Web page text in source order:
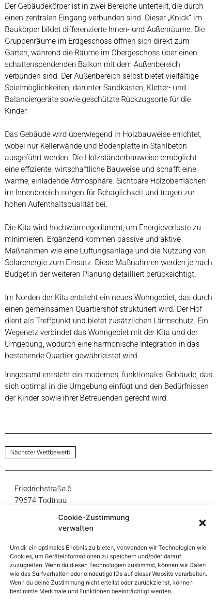
Cookie-Zustimmung
verwalten
Um dir ein optimales Erlebnis zu bieten, verwenden wir Technologien wie
Cookies, um Geräteinformationen zu speichern und/oder darauf
zuzugreifen. Wenn du diesen Technologien zustimmst, können wir Daten
wie das Surfverhalten oder eindeutige IDs auf dieser Website verarbeiten.
Wenn du deine Zustimmung nicht erteilst oder zurückziehst, können
bestimmte Merkmale und Funktionen beeinträchtigt werden.
Der Gebäudekörper ist in zwei Bereiche unterteilt, die durch
einen zentralen Eingang verbunden sind. Dieser „Knick“ im
Baukörper bildet differenzierte Innen- und Außenräume. Die
Gruppenräume im Erdgeschoss öffnen sich direkt zum
Garten, während die Räume im Obergeschoss über einen
schattenspendenden Balkon mit dem Außenbereich
verbunden sind. Der Außenbereich selbst bietet vielfältige
Spielmöglichkeiten, darunter Sandkästen, Kletter- und
Balanciergeräte sowie geschützte Rückzugsorte für die
Kinder.
Das Gebäude wird überwiegend in Holzbauweise errichtet,
wobei nur Kellerwände und Bodenplatte in Stahlbeton
ausgeführt werden. Die Holzständerbauweise ermöglicht
eine effiziente, wirtschaftliche Bauweise und schafft eine
warme, einladende Atmosphäre. Sichtbare Holzoberflächen
im Innenbereich sorgen für Behaglichkeit und tragen zur
hohen Aufenthaltsqualität bei.
Die Kita wird hochwärmegedämmt, um Energieverluste zu
minimieren. Ergänzend kommen passive und aktive
Maßnahmen wie eine Lüftungsanlage und die Nutzung von
Solarenergie zum Einsatz. Diese Maßnahmen werden je nach
Budget in der weiteren Planung detailliert berücksichtigt.
Im Norden der Kita entsteht ein neues Wohngebiet, das durch
einen gemeinsamen Quartiershof strukturiert wird. Der Hof
dient als Treffpunkt und bietet zusätzlichen Lärmschutz. Ein
Wegenetz verbindet das Wohngebiet mit der Kita und der
Umgebung, wodurch eine harmonische Integration in das
bestehende Quartier gewährleistet wird.
Insgesamt entsteht ein modernes, funktionales Gebäude, das
sich optimal in die Umgebung einfügt und den Bedürfnissen
der Kinder sowie ihrer Betreuenden gerecht wird.
Nächster Wettbewerb
Friedrichstraße 6
79674 Todtnau
Fon +49 7671 9999-0
mail@thoma-lay-buchler.de
Reinsburgstraße 108
70197 Stuttgart
Fon +49 711 391998-47
mail@thoma-lay-buchler.de